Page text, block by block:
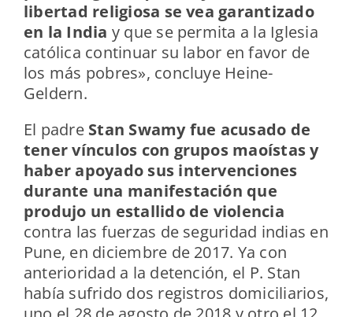
libertad religiosa se vea garantizado
en la India y que se permita a la Iglesia
católica continuar su labor en favor de
los más pobres», concluye Heine-
Geldern.
El padreStan Swamy fue acusado de
tener vínculos con grupos maoístas y
haber apoyado sus intervenciones
durante una manifestación que
produjo un estallido de violencia
contra las fuerzas de seguridad indias en
Pune, en diciembre de 2017. Ya con
anterioridad a la detención, el P. Stan
había sufrido dos registros domiciliarios,